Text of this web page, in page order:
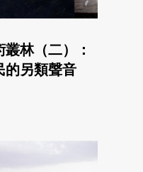
林（二）：
的另類聲音